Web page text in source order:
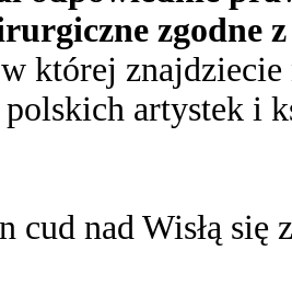
zgodne
której
polskich artystek i
cud nad Wisłą się